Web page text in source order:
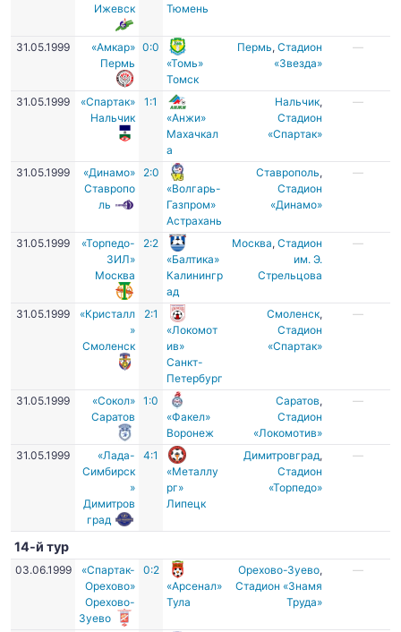
Ижевск
Тюмень
31.05.1999
«Амкар»
Пермь
0:0
«Томь»
Томск
Пермь,Стадион
«Звезда»
—
31.05.1999
«Спартак»
Нальчик
1:1
«Анжи»
Махачкал
а
Нальчик,
Стадион
«Спартак»
—
31.05.1999
«Динамо»
Ставропо
ль
2:0
«Волгарь-
Газпром»
Астрахань
Ставрополь,
Стадион
«Динамо»
—
31.05.1999
«Торпедо-
ЗИЛ»
Москва
2:2
«Балтика»
Калинингр
ад
Москва,Стадион
им. Э.
Стрельцова
—
31.05.1999
«Кристалл
»
Смоленск
2:1
«Локомот
ив»
Санкт-
Петербург
Смоленск,
Стадион
«Спартак»
—
31.05.1999
«Сокол»
Саратов
1:0
«Факел»
Воронеж
Саратов,
Стадион
«Локомотив»
—
31.05.1999
«Лада-
Симбирск
»
Димитров
град
4:1
«Металлу
рг»
Липецк
Димитровград,
Стадион
«Торпедо»
—
14-й тур
03.06.1999
«Спартак-
Орехово»
Орехово-
Зуево
0:2
«Арсенал»
Тула
Орехово-Зуево,
Стадион «Знамя
Труда»
—